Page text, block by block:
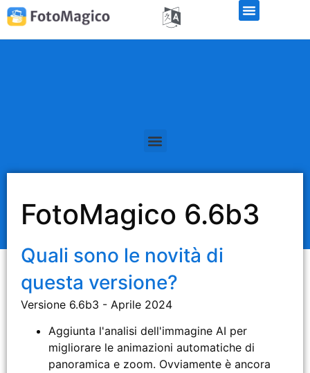
FotoMagico 6.6b3
Quali sono le novità di
questa versione?
Versione 6.6b3 - Aprile 2024
Aggiunta l'analisi dell'immagine AI per
migliorare le animazioni automatiche di
panoramica e zoom. Ovviamente è ancora